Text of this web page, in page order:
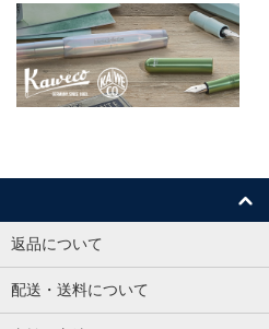
返品について
配送・送料について